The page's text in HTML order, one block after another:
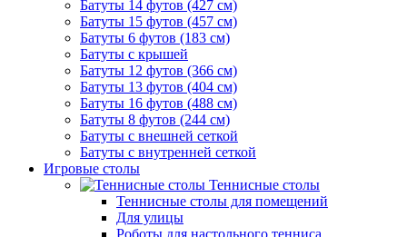
Батуты 14 футов (427 см)
Батуты 15 футов (457 см)
Батуты 6 футов (183 см)
Батуты с крышей
Батуты 12 футов (366 см)
Батуты 13 футов (404 см)
Батуты 16 футов (488 см)
Батуты 8 футов (244 см)
Батуты с внешней сеткой
Батуты с внутренней сеткой
Игровые столы
Теннисные столы
Теннисные столы для помещений
Для улицы
Роботы для настольного тенниса